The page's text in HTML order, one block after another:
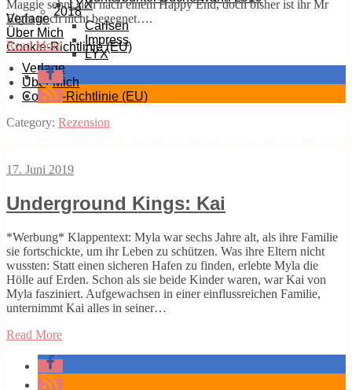
LYX
Verlage
Über Mich
Cookie-Richtlinie (EU)
2018
Carlsen
Impress
LYX
Verlage
Über Mich
Cookie-Richtlinie (EU)
Maggie sehnt sich nach einem Happy End, doch bisher ist ihr Mr
Right noch nicht begegnet….
Read More
Category: Rezension
17. Juni 2019
Underground Kings: Kai
*Werbung* Klappentext: Myla war sechs Jahre alt, als ihre Familie
sie fortschickte, um ihr Leben zu schützen. Was ihre Eltern nicht
wussten: Statt einen sicheren Hafen zu finden, erlebte Myla die
Hölle auf Erden. Schon als sie beide Kinder waren, war Kai von
Myla fasziniert. Aufgewachsen in einer einflussreichen Familie,
unternimmt Kai alles in seiner…
Read More